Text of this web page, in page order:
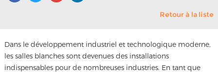
propos
nous
Nouvelles &
nous
Retour à la liste
Dans le développement industriel et technologique moderne,
les salles blanches sont devenues des installations
indispensables pour de nombreuses industries. En tant que